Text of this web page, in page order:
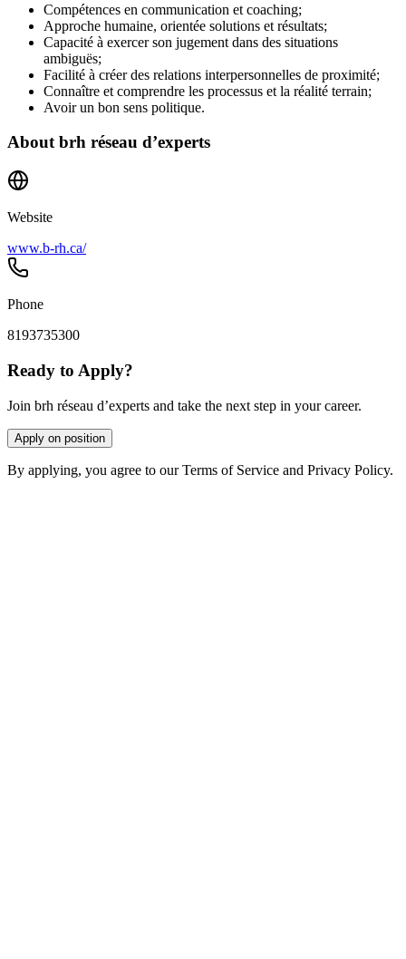
Compétences en communication et coaching;
Approche humaine, orientée solutions et résultats;
Capacité à exercer son jugement dans des situations
ambiguës;
Facilité à créer des relations interpersonnelles de proximité;
Connaître et comprendre les processus et la réalité terrain;
Avoir un bon sens politique.
About brh réseau d’experts
Website
www.b-rh.ca/
Phone
8193735300
Ready to Apply?
Join brh réseau d’experts and take the next step in your career.
Apply on position
By applying, you agree to our Terms of Service and Privacy Policy.